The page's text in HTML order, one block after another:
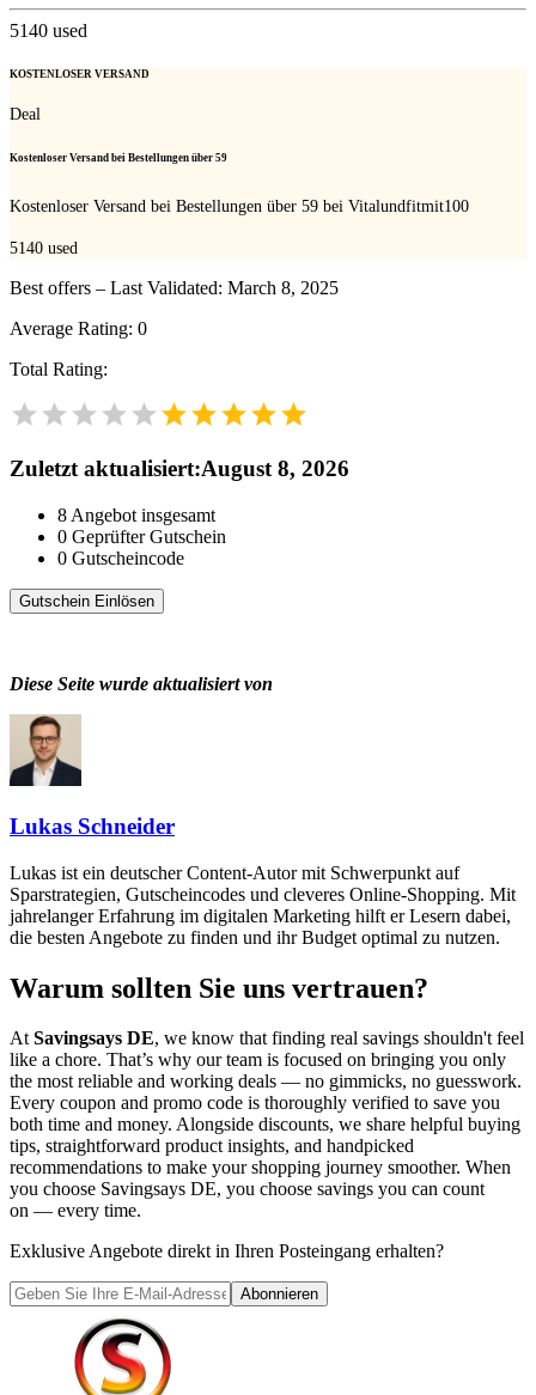
5140 used
KOSTENLOSER VERSAND
Deal
Kostenloser Versand bei Bestellungen über 59
Kostenloser Versand bei Bestellungen über 59 bei Vitalundfitmit100
5140 used
Best offers – Last Validated: March 8, 2025
Average Rating: 0
Total Rating:
Zuletzt aktualisiert:August 8, 2026
8 Angebot insgesamt
0 Geprüfter Gutschein
0 Gutscheincode
Gutschein Einlösen
Diese Seite wurde aktualisiert von
Lukas Schneider
Lukas ist ein deutscher Content-Autor mit Schwerpunkt auf
Sparstrategien, Gutscheincodes und cleveres Online-Shopping. Mit
jahrelanger Erfahrung im digitalen Marketing hilft er Lesern dabei,
die besten Angebote zu finden und ihr Budget optimal zu nutzen.
Warum sollten Sie uns vertrauen?
AtSavingsays DE, we know that finding real savings shouldn't feel
like a chore. That’s why our team is focused on bringing you only
the most reliable and working deals — no gimmicks, no guesswork.
Every coupon and promo code is thoroughly verified to save you
both time and money. Alongside discounts, we share helpful buying
tips, straightforward product insights, and handpicked
recommendations to make your shopping journey smoother. When
you choose Savingsays DE, you choose savings you can count
on — every time.
Exklusive Angebote direkt in Ihren Posteingang erhalten?
Abonnieren